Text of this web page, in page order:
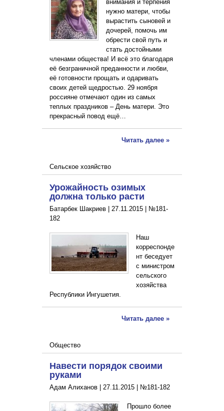
внимания и терпения
нужно матери, чтобы
вырастить сыновей и
дочерей, помочь им
обрести свой путь и
стать достойными
членами общества! И всё это благодаря
её безграничной преданности и любви,
её готовности прощать и одаривать
своих детей щедростью. 29 ноября
россияне отмечают один из самых
теплых праздников – День матери. Это
прекрасный повод ещё…
Читать далее »
Сельское хозяйство
Урожайность озимых
должна только расти
Батарбек Шакриев | 27.11.2015
№181-
182
Наш
корреспонде
нт беседует
с министром
сельского
хозяйства
Республики Ингушетия.
Читать далее »
Общество
Навести порядок своими
руками
Адам Алиханов | 27.11.2015 №181-182
Прошло более